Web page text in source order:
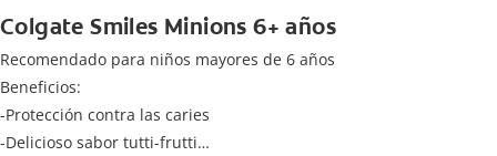
Colgate Smiles Minions 6+ años
Recomendado para niños mayores de 6 años
Beneficios:
-Protección contra las caries
-Delicioso sabor tutti-frutti